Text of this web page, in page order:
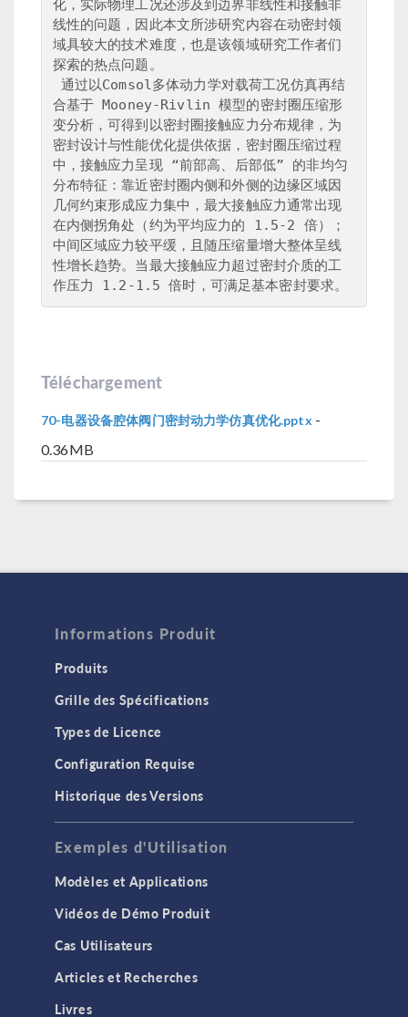
化，实际物理工况还涉及到边界非线性和接触非
线性的问题，因此本文所涉研究内容在动密封领
域具较大的技术难度，也是该领域研究工作者们
探索的热点问题。
合基于 Mooney-Rivlin 模型的密封圈压缩形
变分析，可得到以密封圈接触应力分布规律​，为
密封设计与性能优化提供依据，​密封圈压缩过程
中，接触应力呈现 “前部高、后部低” 的非均匀
分布特征：靠近密封圈内侧和外侧的边缘区域因
几何约束形成应力集中，最大接触应力通常出现
在内侧拐角处（约为平均应力的 1.5-2 倍）；
中间区域应力较平缓，且随压缩量增大整体呈线
性增长趋势。当最大接触应力超过密封介质的工
Téléchargement
70-电器设备腔体阀门密封动力学仿真优化.pptx -
0.36MB
Informations Produit
Produits
Grille des Spécifications
Types de Licence
Configuration Requise
Historique des Versions
Exemples d'Utilisation
Modèles et Applications
Vidéos de Démo Produit
Cas Utilisateurs
Articles et Recherches
Livres